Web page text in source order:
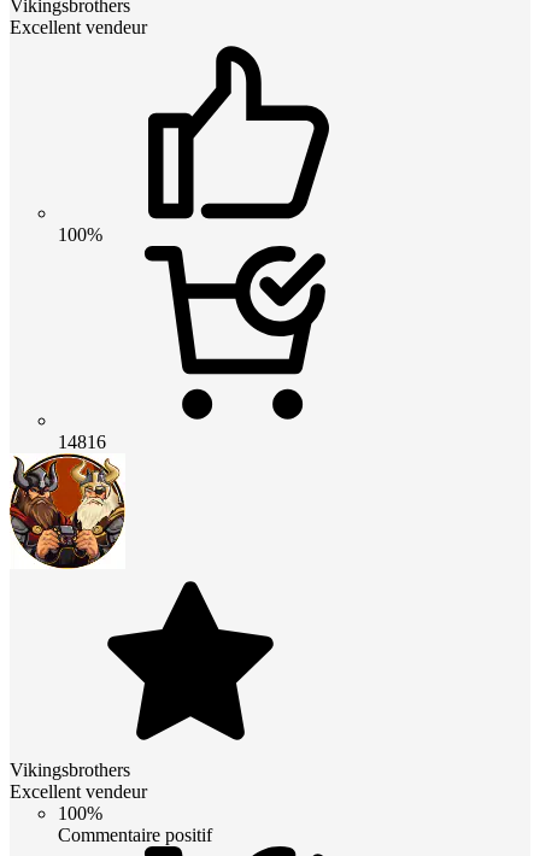
Vikingsbrothers
Excellent vendeur
100%
14816
Vikingsbrothers
Excellent vendeur
100%
Commentaire positif